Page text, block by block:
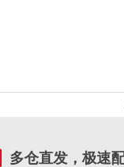
多仓直发，极速